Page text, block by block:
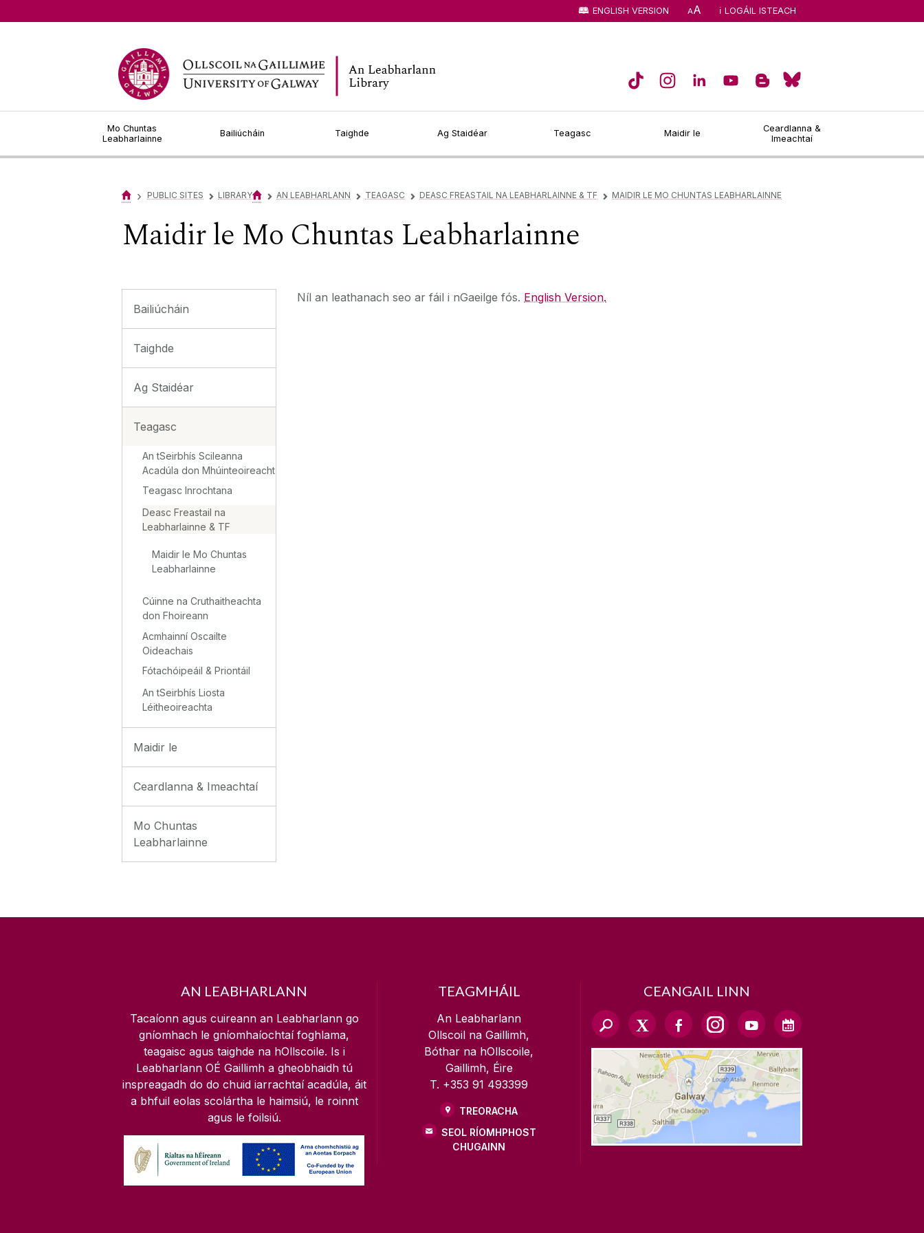
Mo Chuntas
Leabharlainne
Bailiúcháin Taighde Ag Staidéar Teagasc Maidir le
Ceardlanna &
Imeachtaí
ENGLISH VERSION AA LOGÁIL ISTEACH
› PUBLIC SITES ▻ LIBRARY ▻ AN LEABHARLANN ▻ TEAGASC ▻ DEASC FREASTAIL NA LEABHARLAINNE & TF ▻ MAIDIR LE MO CHUNTAS LEABHARLAINNE
Maidir le Mo Chuntas Leabharlainne
Bailiúcháin
Taighde
Ag Staidéar
Teagasc
An tSeirbhís Scileanna
Acadúla don Mhúinteoireacht
Teagasc Inrochtana
Deasc Freastail na
Leabharlainne & TF
Maidir le Mo Chuntas
Leabharlainne
Cúinne na Cruthaitheachta
don Fhoireann
Acmhainní Oscailte
Oideachais
Fótachóipeáil & Priontáil
An tSeirbhís Liosta
Léitheoireachta
Maidir le
Ceardlanna & Imeachtaí
Mo Chuntas
Leabharlainne
Níl an leathanach seo ar fáil i nGaeilge fós. English Version.
AN LEABHARLANN
Tacaíonn agus cuireann an Leabharlann go
gníomhach le gníomhaíochtaí foghlama,
teagaisc agus taighde na hOllscoile. Is i
Leabharlann OÉ Gaillimh a gheobhaidh tú
inspreagadh do do chuid iarrachtaí acadúla, áit
a bhfuil eolas scolártha le haimsiú, le roinnt
agus le foilsiú.
TEAGMHÁIL
An Leabharlann
Ollscoil na Gaillimh,
Bóthar na hOllscoile,
Gaillimh, Éire
T. +353 91 493399
TREORACHA
SEOL RÍOMHPHOST
CHUGAINN
CEANGAIL LINN